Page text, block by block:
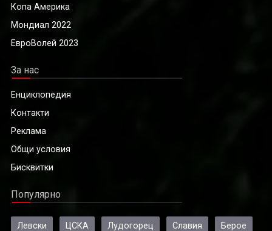
Копа Америка
Мондиал 2022
ЕвроВолей 2023
За нас
Енциклопедия
Контакти
Реклама
Общи условия
Бисквитки
Популярно
Левски ЦСКА Лудогорец Славия Берое